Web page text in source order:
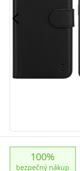
100%
bezpečný nákup